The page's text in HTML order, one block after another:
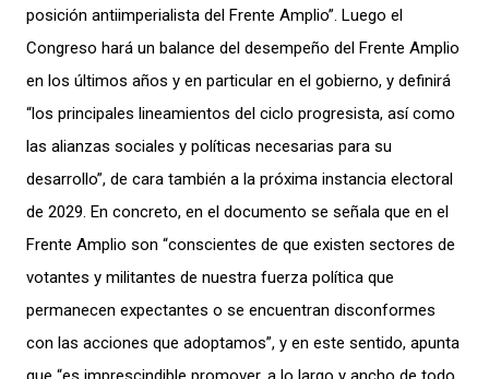
posición antiimperialista del Frente Amplio”. Luego el
Congreso hará un balance del desempeño del Frente Amplio
en los últimos años y en particular en el gobierno, y definirá
“los principales lineamientos del ciclo progresista, así como
las alianzas sociales y políticas necesarias para su
desarrollo”, de cara también a la próxima instancia electoral
de 2029. En concreto, en el documento se señala que en el
Frente Amplio son “conscientes de que existen sectores de
votantes y militantes de nuestra fuerza política que
permanecen expectantes o se encuentran disconformes
con las acciones que adoptamos”, y en este sentido, apunta